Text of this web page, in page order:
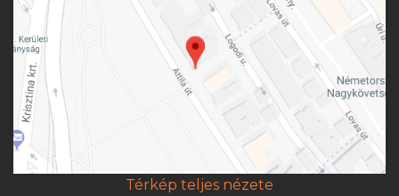
Térkép teljes nézete